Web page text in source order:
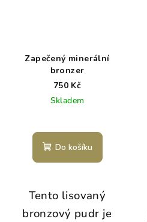
Zapečený minerální
bronzer
750 Kč
Skladem
Do košíku
Tento lisovaný
bronzový pudr je